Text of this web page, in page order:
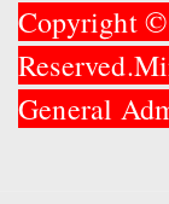
Copyright
General